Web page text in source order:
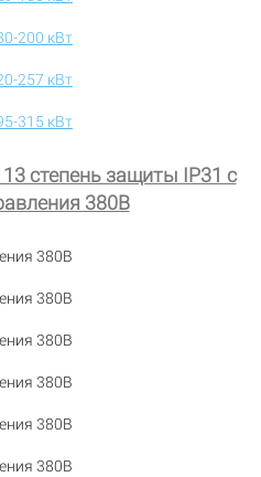
200 кВт
257 кВт
315 кВт
степень защиты IP31 с
380В
380В
380В
380В
380В
380В
380В